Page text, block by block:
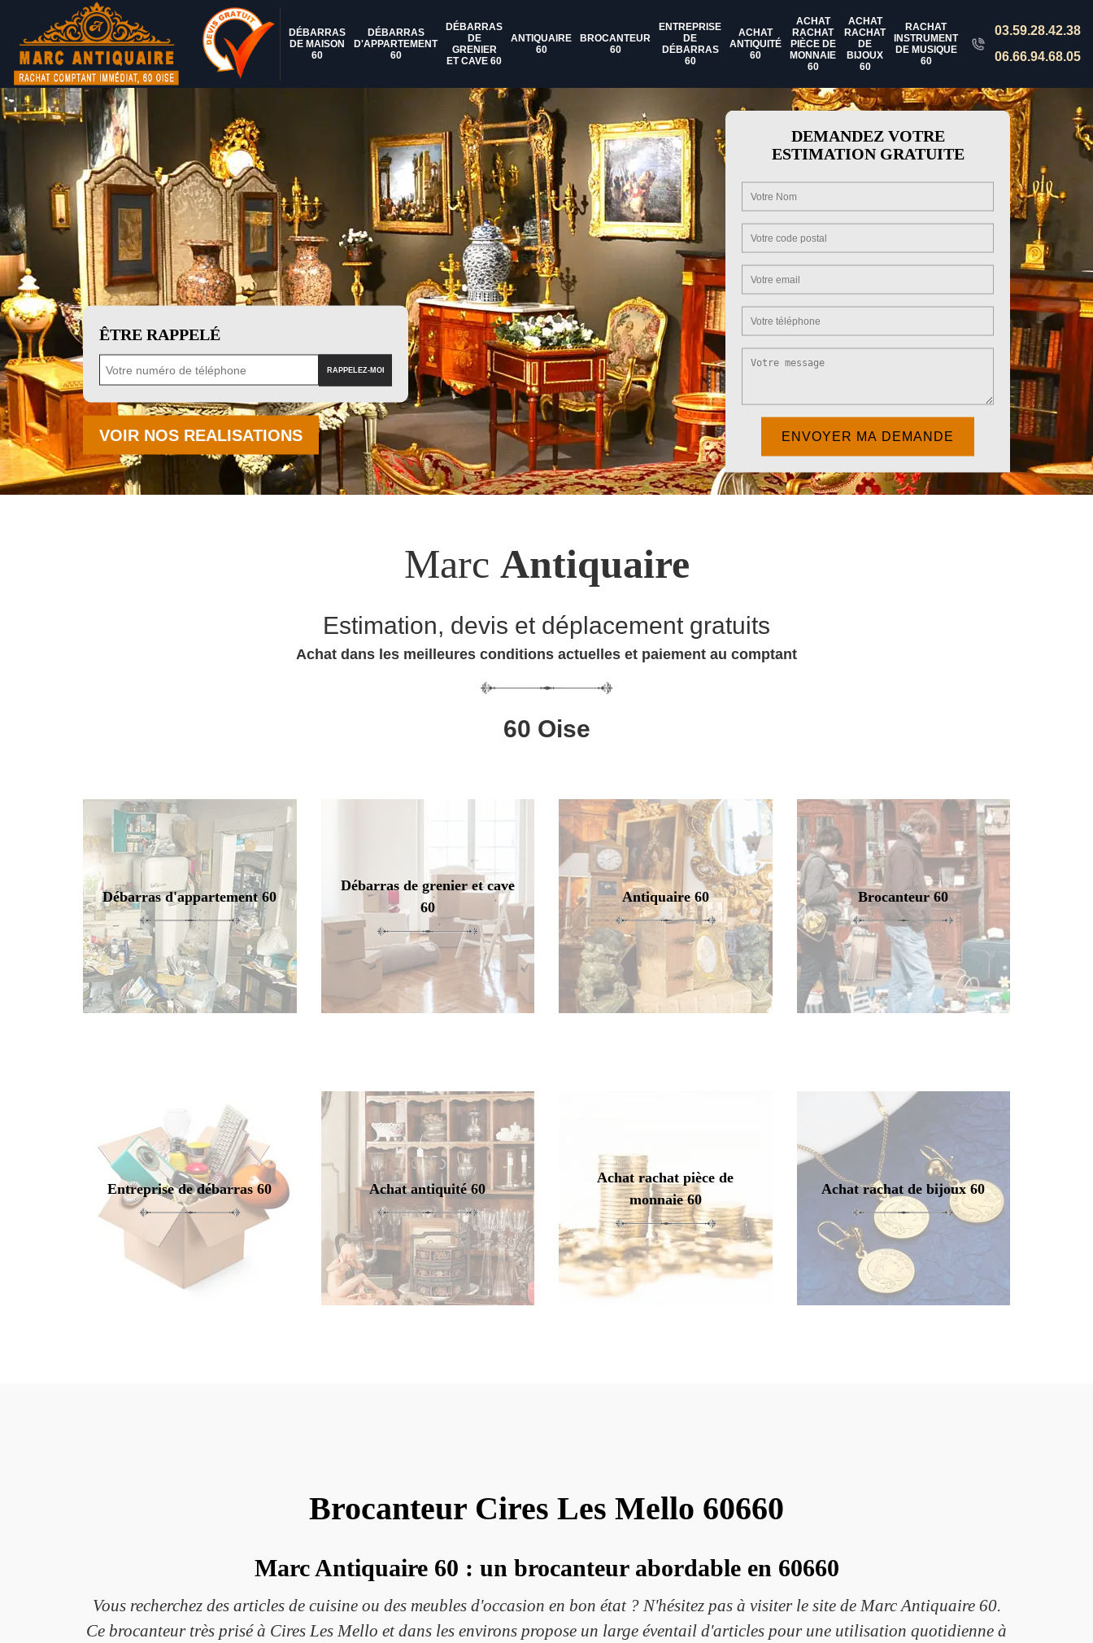
DÉBARRAS
DE MAISON
60
DÉBARRAS
D'APPARTEMENT
60
DÉBARRAS
DE
GRENIER
ET CAVE 60
ANTIQUAIRE
60
BROCANTEUR
60
ENTREPRISE
DE
DÉBARRAS
60
ACHAT
ANTIQUITÉ
60
ACHAT
RACHAT
PIÈCE DE
MONNAIE
60
ACHAT
RACHAT
DE
BIJOUX
60
RACHAT
INSTRUMENT
DE MUSIQUE
60
03.59.28.42.38
06.66.94.68.05
ÊTRE RAPPELÉ
VOIR NOS REALISATIONS
DEMANDEZ VOTRE
ESTIMATION GRATUITE
Marc Antiquaire
Estimation, devis et déplacement gratuits
Achat dans les meilleures conditions actuelles et paiement au comptant
60 Oise
Débarras d'appartement 60
Débarras de grenier et cave
60
Antiquaire 60 Brocanteur 60
Entreprise de débarras 60 Achat antiquité 60
Achat rachat pièce de
monnaie 60
Achat rachat de bijoux 60
Brocanteur Cires Les Mello 60660
Marc Antiquaire 60 : un brocanteur abordable en 60660
Vous recherchez des articles de cuisine ou des meubles d'occasion en bon état ? N'hésitez pas à visiter le site de Marc Antiquaire 60.
Ce brocanteur très prisé à Cires Les Mello et dans les environs propose un large éventail d'articles pour une utilisation quotidienne à